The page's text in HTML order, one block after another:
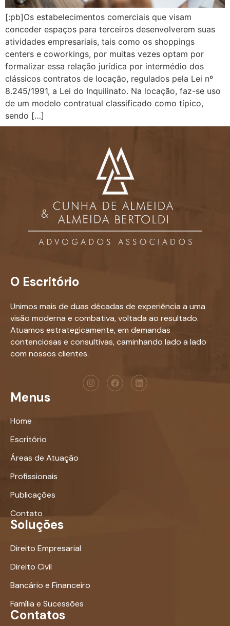
[:pb]Os estabelecimentos comerciais que visam
conceder espaços para terceiros desenvolverem suas
atividades empresariais, tais como os shoppings
centers e coworkings, por muitas vezes optam por
formalizar essa relação jurídica por intermédio dos
clássicos contratos de locação, regulados pela Lei nº
8.245/1991, a Lei do Inquilinato. Na locação, faz-se uso
de um modelo contratual classificado como típico,
sendo […]
O Escritório
Unimos mais de duas décadas de experiência a uma
visão moderna e combativa, voltada ao resultado.
Atuamos estrategicamente, em demandas
contenciosas e consultivas, caminhando lado a lado
com nossos clientes.
Menus
Home
Escritório
Áreas de Atuação
Profissionais
Publicações
Contato
Soluções
Direito Empresarial
Direito Civil
Bancário e Financeiro
Família e Sucessões
Contatos